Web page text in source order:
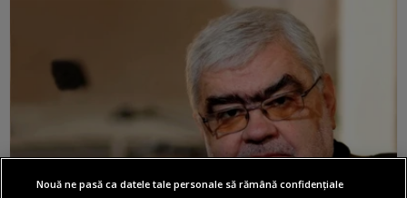
Nouă ne pasă ca datele tale personale să rămână confidențiale